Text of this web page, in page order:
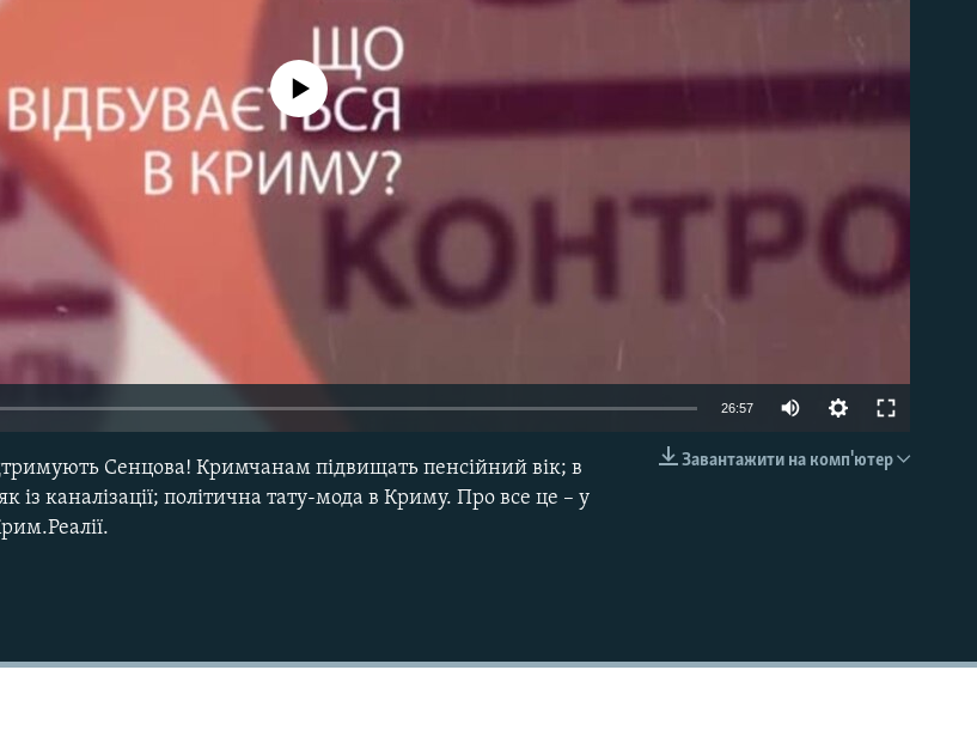
No media source currently available
26:57
Завантажити на комп'ютер
Сенцова! Кримчанам підвищать пенсійний вік; в
каналізації; політична тату-мода в Криму. Про все це – у